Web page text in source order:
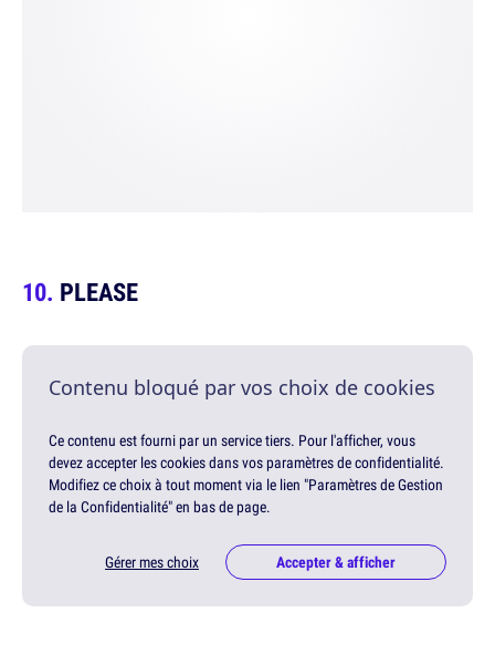
PLEASE
Contenu bloqué par vos choix de cookies
Ce contenu est fourni par un service tiers. Pour l'afficher, vous
devez accepter les cookies dans vos paramètres de confidentialité.
Modifiez ce choix à tout moment via le lien "Paramètres de Gestion
de la Confidentialité" en bas de page.
Gérer mes choix Accepter & afficher